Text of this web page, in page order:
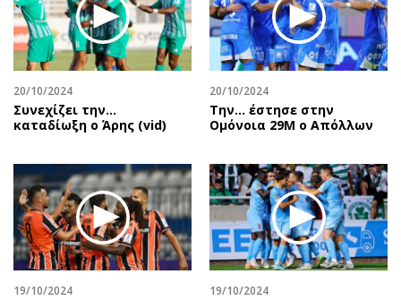
Εικαστικά
Βιβλίο
Χειρόγραφα
Προσφορές
Προσωπικότητες στην ''Κ''
Επιστολές
20/10/2024
Συνεχίζει την…
καταδίωξη ο Άρης (vid)
20/10/2024
Την… έστησε στην
Ομόνοια 29Μ ο Απόλλων
19/10/2024 19/10/2024